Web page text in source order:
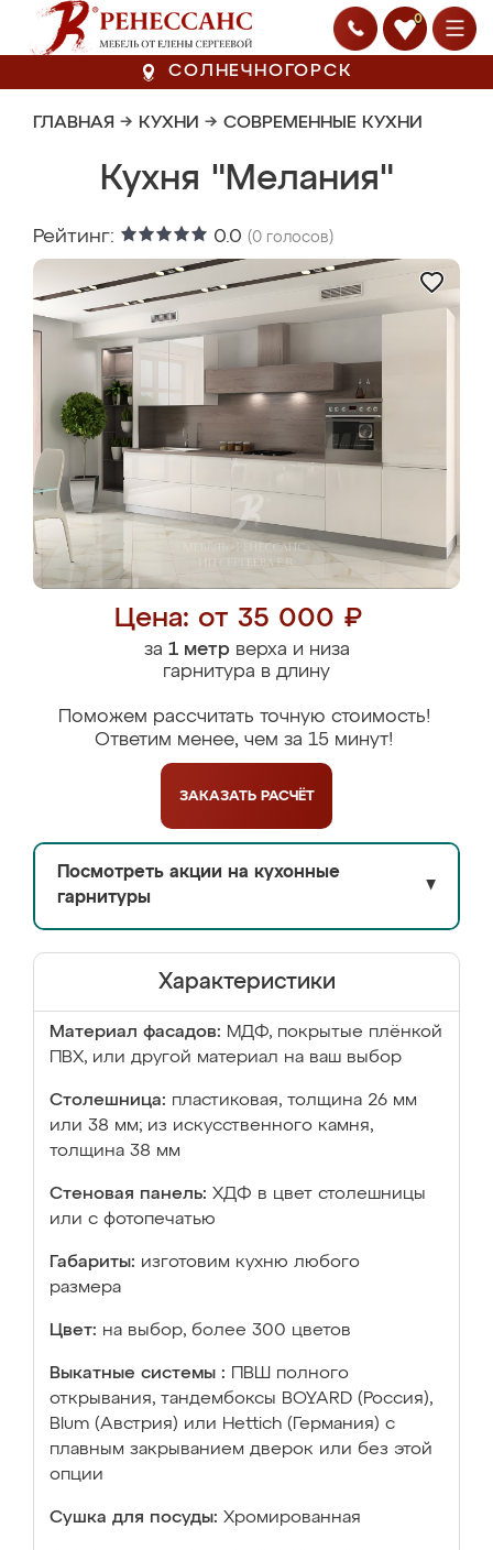
0
СОЛНЕЧНОГОРСК
ГЛАВНАЯ → КУХНИ → СОВРЕМЕННЫЕ КУХНИ
Кухня "Мелания"
Рейтинг: 0.0 (0 голосов)
Цена: от 35 000 ₽
за 1 метрверха и низа
гарнитура в длину
Поможем рассчитать точную стоимость!
Ответим менее, чем за 15 минут!
ЗАКАЗАТЬ РАСЧЁТ
Посмотреть акции на кухонные
гарнитуры
▼
Характеристики
Материал фасадов: МДФ, покрытые плёнкой
ПВХ, или другой материал на ваш выбор
Столешница: пластиковая, толщина 26 мм
или 38 мм; из искусственного камня,
толщина 38 мм
Стеновая панель: ХДФ в цвет столешницы
или с фотопечатью
Габариты: изготовим кухню любого
размера
Цвет: на выбор, более 300 цветов
Выкатные системы :
ПВШ полного
открывания, тандембоксы BOYARD (Россия),
Blum (Австрия) или Hettich (Германия) с
плавным закрыванием дверок или без этой
опции
Сушка для посуды: Хромированная